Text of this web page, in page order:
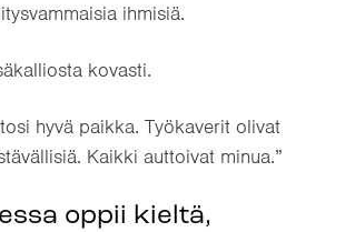
ihmisiä.
kovasti.
hyvä paikka. Työkaverit olivat
Kaikki auttoivat minua.”
oppii kieltä,